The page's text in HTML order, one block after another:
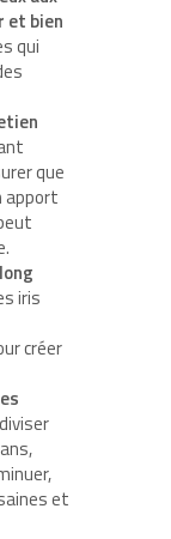
et bien
qui
que
apport
iris
créer
et